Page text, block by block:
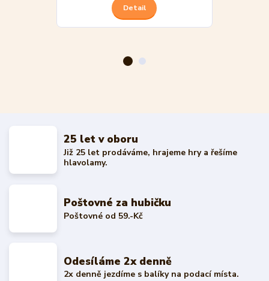
Detail
25 let v oboru
Již 25 let prodáváme, hrajeme hry a řešíme
hlavolamy.
Poštovné za hubičku
Poštovné od 59.-Kč
Odesíláme 2x denně
2x denně jezdíme s balíky na podací místa.